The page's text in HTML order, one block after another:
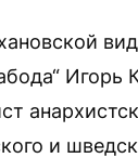
Игорь
и